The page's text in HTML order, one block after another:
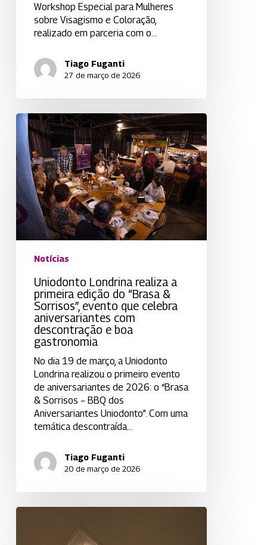
Workshop Especial para Mulheres
sobre Visagismo e Coloração,
realizado em parceria com o…
Tiago Fuganti
27 de março de 2026
Uniodonto
Londrina
realiza
a
primeira
edição
“Brasa
&
Sorrisos”,
celebra
aniversariantes
descontração
gastronomia
Notícias
Uniodonto Londrina realiza a
primeira edição do “Brasa &
Sorrisos”, evento que celebra
aniversariantes com
descontração e boa
gastronomia
No dia 19 de março, a Uniodonto
Londrina realizou o primeiro evento
de aniversariantes de 2026: o “Brasa
& Sorrisos – BBQ dos
Aniversariantes Uniodonto”. Com uma
temática descontraída…
Tiago Fuganti
20 de março de 2026
Uniodonto